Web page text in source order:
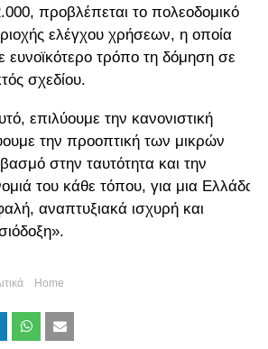
προβλέπεται το πολεοδομικό
ελέγχου χρήσεων, η οποία
ευνοϊκότερο τρόπο τη δόμηση σε
σχεδίου.
επιλύουμε την κανονιστική
την προοπτική των μικρών
στην ταυτότητα και την
του κάθε τόπου, για μια Ελλάδα
αναπτυξιακά ισχυρή και
Home